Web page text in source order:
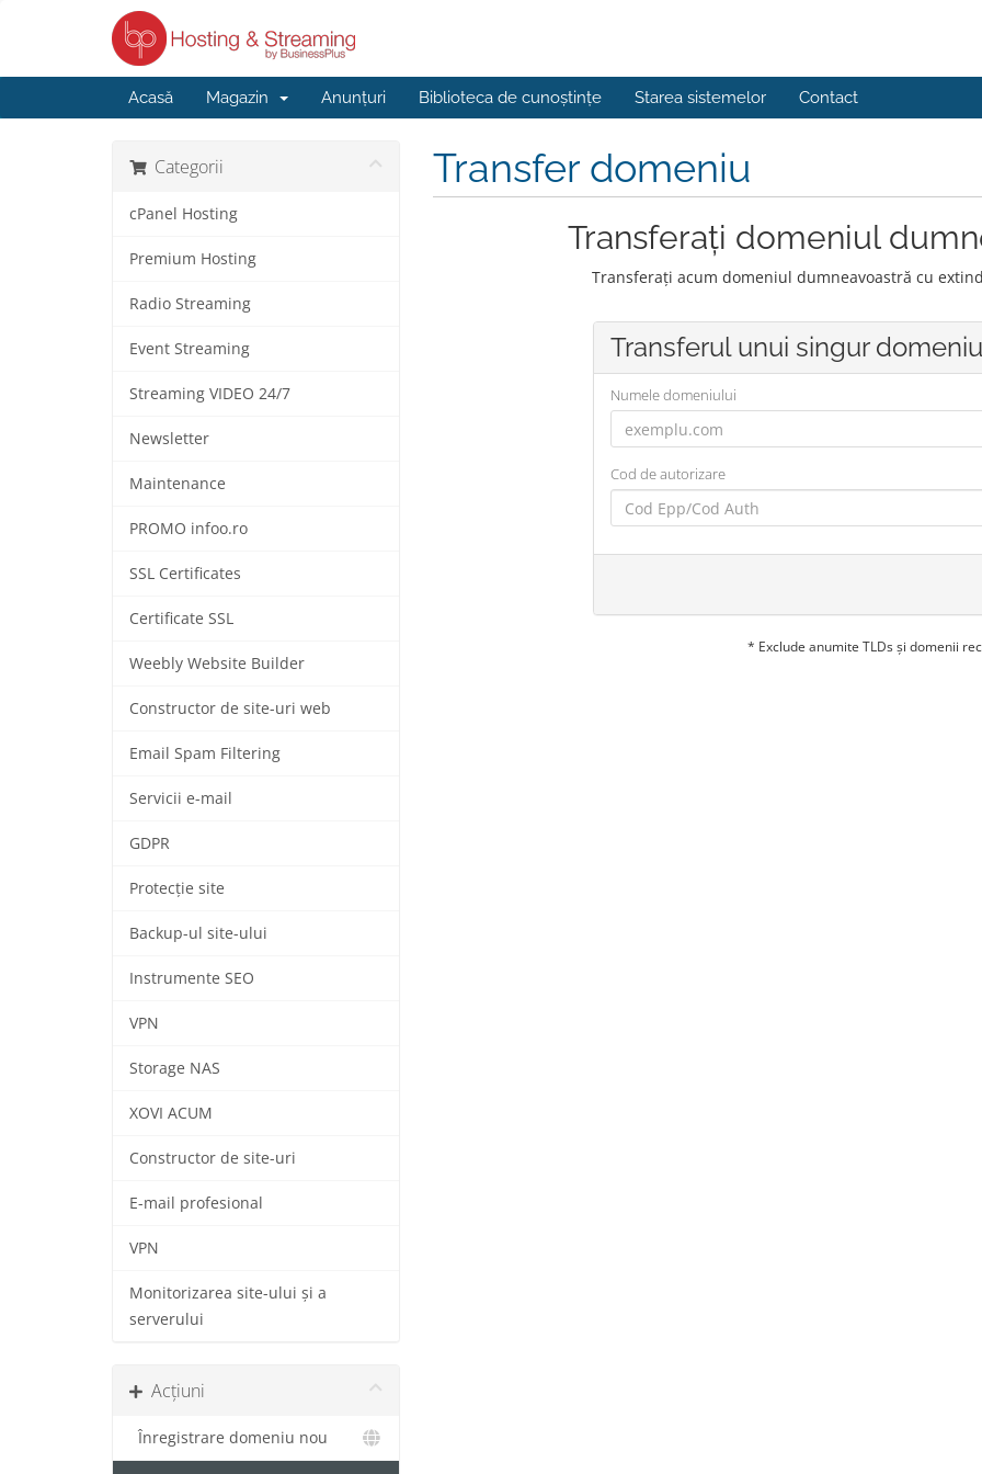
Acasă Magazin Anunțuri Biblioteca de cunoștințe Starea sistemelor Contact
Categorii
cPanel Hosting
Premium Hosting
Radio Streaming
Event Streaming
Streaming VIDEO 24/7
Newsletter
Maintenance
PROMO infoo.ro
SSL Certificates
Certificate SSL
Weebly Website Builder
Constructor de site-uri web
Email Spam Filtering
Servicii e-mail
GDPR
Protecție site
Backup-ul site-ului
Instrumente SEO
VPN
Storage NAS
XOVI ACUM
Constructor de site-uri
E-mail profesional
VPN
Monitorizarea site-ului și a
serverului
Acțiuni
Înregistrare domeniu nou
Transfer domeniu
Transferați domeniul
Transferați acum domeniul dumneavoastră cu
Transferul unui singur domeniu
Numele domeniului
Cod de autorizare
* Exclude anumite TLDs și domenii